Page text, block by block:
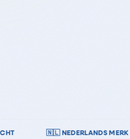
🔒 VEILIG BETALEN — IDEAL ·